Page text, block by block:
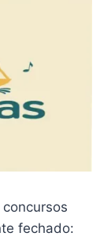
fechado: